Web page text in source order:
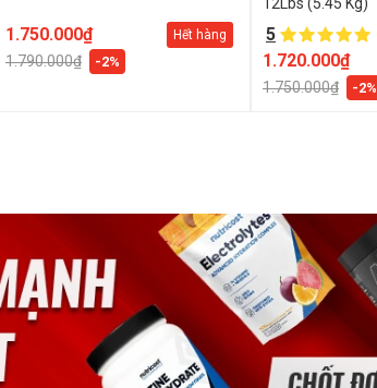
1.750.000₫
1.790.000₫ -2%
Hết hàng
5
1.720.000₫
1.750.000₫ -2%